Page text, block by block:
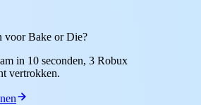
voor Bake or Die?
in 10 seconden, 3 Robux
vertrokken.